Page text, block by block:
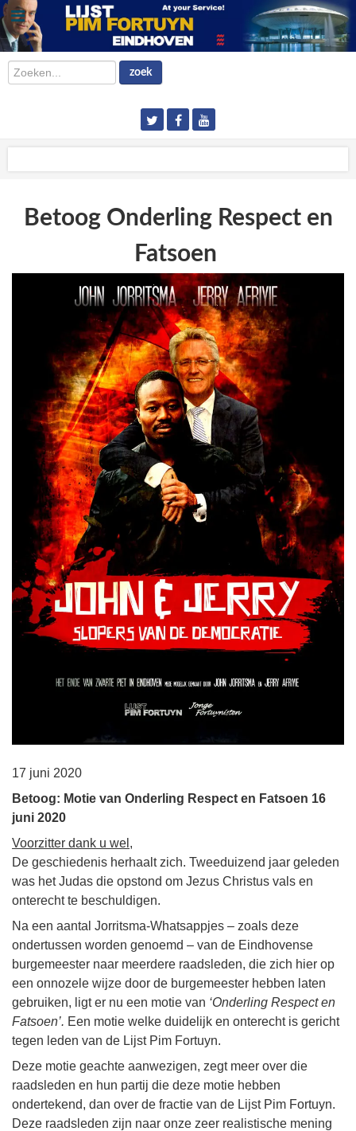
Zoeken... zoek
Betoog Onderling Respect en
Fatsoen
17 juni 2020
Betoog: Motie van Onderling Respect en Fatsoen 16
juni 2020
Voorzitter dank u wel,
De geschiedenis herhaalt zich. Tweeduizend jaar geleden
was het Judas die opstond om Jezus Christus vals en
onterecht te beschuldigen.
Na een aantal Jorritsma-Whatsappjes – zoals deze
ondertussen worden genoemd – van de Eindhovense
burgemeester naar meerdere raadsleden, die zich hier op
een onnozele wijze door de burgemeester hebben laten
gebruiken, ligt er nu een motie van ‘Onderling Respect en
Fatsoen’. Een motie welke duidelijk en onterecht is gericht
tegen leden van de Lijst Pim Fortuyn.
Deze motie geachte aanwezigen, zegt meer over die
raadsleden en hun partij die deze motie hebben
ondertekend, dan over de fractie van de Lijst Pim Fortuyn.
Deze raadsleden zijn naar onze zeer realistische mening